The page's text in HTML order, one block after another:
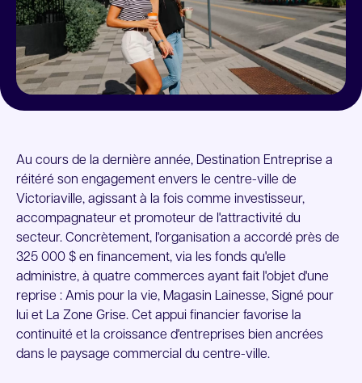
Au cours de la dernière année, Destination Entreprise a
réitéré son engagement envers le centre-ville de
Victoriaville, agissant à la fois comme investisseur,
accompagnateur et promoteur de l'attractivité du
secteur. Concrètement, l'organisation a accordé près de
325 000 $ en financement, via les fonds qu'elle
administre, à quatre commerces ayant fait l'objet d'une
reprise : Amis pour la vie, Magasin Lainesse, Signé pour
lui et La Zone Grise. Cet appui financier favorise la
continuité et la croissance d'entreprises bien ancrées
dans le paysage commercial du centre-ville.